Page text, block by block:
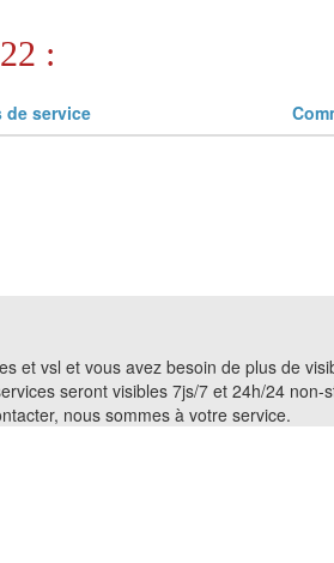
:
de service
vsl et vous avez besoin de plus de
seront visibles 7js/7 et 24h/24
nous sommes à votre service.